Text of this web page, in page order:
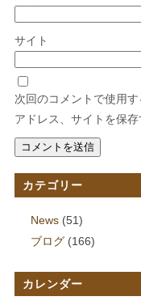
サイト
次回のコメントで使用
アドレス、サイトを保存
カテゴリー
News(51)
ブログ(166)
カレンダー